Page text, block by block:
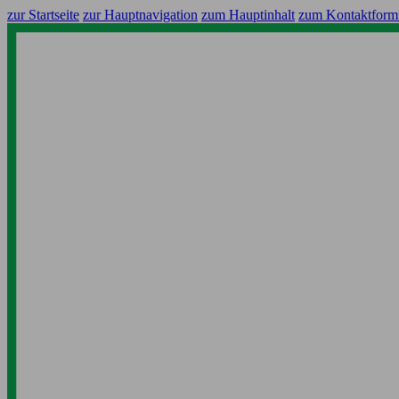
zur Startseite zur Hauptnavigation zum Hauptinhalt zum